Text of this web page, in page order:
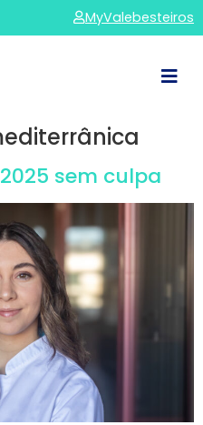
MyValebesteiros
sem culpa